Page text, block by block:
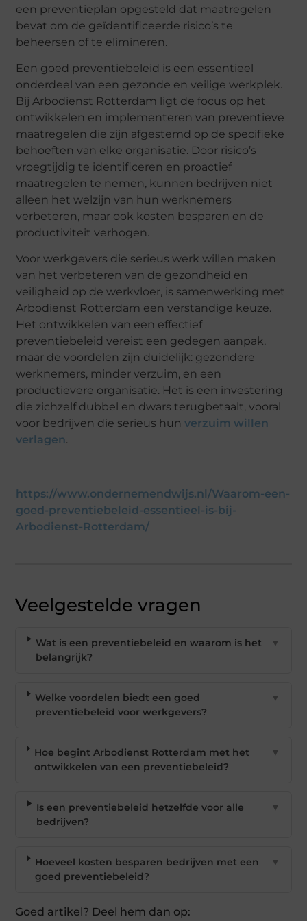
een preventieplan opgesteld dat maatregelen
bevat om de geïdentificeerde risico’s te
beheersen of te elimineren.
Een goed preventiebeleid is een essentieel
onderdeel van een gezonde en veilige werkplek.
Bij Arbodienst Rotterdam ligt de focus op het
ontwikkelen en implementeren van preventieve
maatregelen die zijn afgestemd op de specifieke
behoeften van elke organisatie. Door risico’s
vroegtijdig te identificeren en proactief
maatregelen te nemen, kunnen bedrijven niet
alleen het welzijn van hun werknemers
verbeteren, maar ook kosten besparen en de
productiviteit verhogen.
Voor werkgevers die serieus werk willen maken
van het verbeteren van de gezondheid en
veiligheid op de werkvloer, is samenwerking met
Arbodienst Rotterdam een verstandige keuze.
Het ontwikkelen van een effectief
preventiebeleid vereist een gedegen aanpak,
maar de voordelen zijn duidelijk: gezondere
werknemers, minder verzuim, en een
productievere organisatie. Het is een investering
die zichzelf dubbel en dwars terugbetaalt, vooral
voor bedrijven die serieus hunverzuim willen
verlagen.
https://www.ondernemendwijs.nl/Waarom-een-
goed-preventiebeleid-essentieel-is-bij-
Arbodienst-Rotterdam/
Veelgestelde vragen
Wat is een preventiebeleid en waarom is het
belangrijk?
▼
Welke voordelen biedt een goed
preventiebeleid voor werkgevers?
▼
Hoe begint Arbodienst Rotterdam met het
ontwikkelen van een preventiebeleid?
▼
Is een preventiebeleid hetzelfde voor alle
bedrijven?
▼
Hoeveel kosten besparen bedrijven met een
goed preventiebeleid?
▼
Goed artikel? Deel hem dan op: